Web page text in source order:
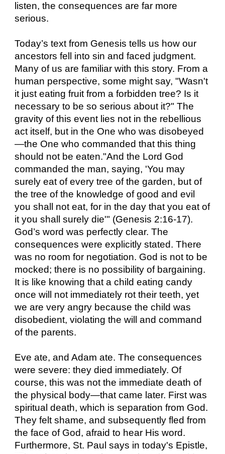
listen, the consequences are far more
serious.
Today’s text from Genesis tells us how our
ancestors fell into sin and faced judgment.
Many of us are familiar with this story. From a
human perspective, some might say, "Wasn't
it just eating fruit from a forbidden tree? Is it
necessary to be so serious about it?" The
gravity of this event lies not in the rebellious
act itself, but in the One who was disobeyed
—the One who commanded that this thing
should not be eaten."And the Lord God
commanded the man, saying, 'You may
surely eat of every tree of the garden, but of
the tree of the knowledge of good and evil
you shall not eat, for in the day that you eat of
it you shall surely die'" (Genesis 2:16-17).
God’s word was perfectly clear. The
consequences were explicitly stated. There
was no room for negotiation. God is not to be
mocked; there is no possibility of bargaining.
It is like knowing that a child eating candy
once will not immediately rot their teeth, yet
we are very angry because the child was
disobedient, violating the will and command
of the parents.
Eve ate, and Adam ate. The consequences
were severe: they died immediately. Of
course, this was not the immediate death of
the physical body—that came later. First was
spiritual death, which is separation from God.
They felt shame, and subsequently fled from
the face of God, afraid to hear His word.
Furthermore, St. Paul says in today's Epistle,